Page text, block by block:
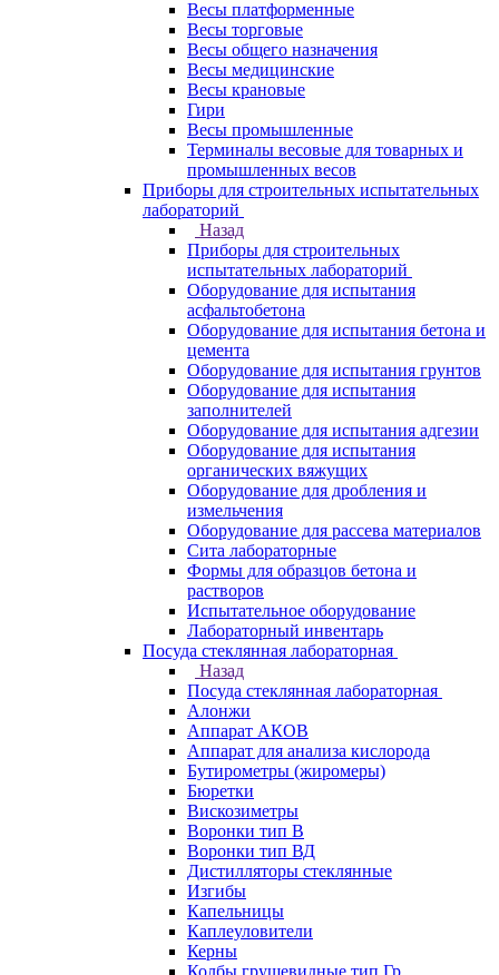
Весы платформенные
Весы торговые
Весы общего назначения
Весы медицинские
Весы крановые
Гири
Весы промышленные
Терминалы весовые для товарных и
промышленных весов
Приборы для строительных испытательных
лабораторий
Назад
Приборы для строительных
испытательных лабораторий
Оборудование для испытания
асфальтобетона
Оборудование для испытания бетона и
цемента
Оборудование для испытания грунтов
Оборудование для испытания
заполнителей
Оборудование для испытания адгезии
Оборудование для испытания
органических вяжущих
Оборудование для дробления и
измельчения
Оборудование для рассева материалов
Сита лабораторные
Формы для образцов бетона и
растворов
Испытательное оборудование
Лабораторный инвентарь
Посуда стеклянная лабораторная
Назад
Посуда стеклянная лабораторная
Алонжи
Аппарат АКОВ
Аппарат для анализа кислорода
Бутирометры (жиромеры)
Бюретки
Вискозиметры
Воронки тип В
Воронки тип ВД
Дистилляторы стеклянные
Изгибы
Капельницы
Каплеуловители
Керны
Колбы грушевидные тип Гр